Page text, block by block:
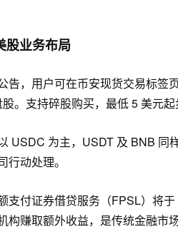
股业务布局
告，用户可在币安现货交易标签
。支持碎股购买，最低 5 美元
USDC 为主，USDT 及 BNB 同样
行动处理。
支付证券借贷服务（FPSL）将
构赚取额外收益，是传统金融市